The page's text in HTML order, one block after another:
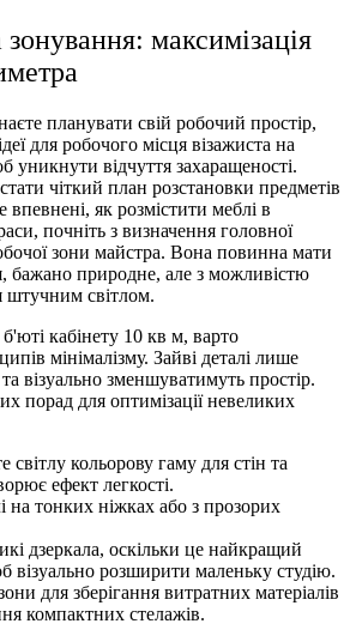
максимізація
планувати свій робочий простір,
для робочого місця візажиста на
уникнути відчуття захаращеності.
чіткий план розстановки предметів
впевнені, як розмістити меблі в
почніть з визначення головної
зони майстра. Вона повинна мати
бажано природне, але з можливістю
світлом.
кабінету 10 кв м, варто
мінімалізму. Зайві деталі лише
візуально зменшуватимуть простір.
порад для оптимізації невеликих
світлу кольорову гаму для стін та
ефект легкості.
на тонких ніжках або з прозорих
дзеркала, оскільки це найкращий
візуально розширити маленьку студію.
для зберігання витратних матеріалів
компактних стелажів.